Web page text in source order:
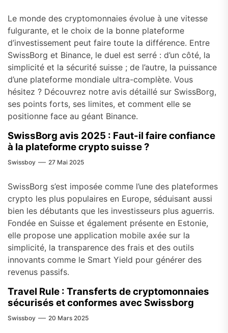
Le monde des cryptomonnaies évolue à une vitesse
fulgurante, et le choix de la bonne plateforme
d’investissement peut faire toute la différence. Entre
SwissBorg et Binance, le duel est serré : d’un côté, la
simplicité et la sécurité suisse ; de l’autre, la puissance
d’une plateforme mondiale ultra-complète. Vous
hésitez ? Découvrez notre avis détaillé sur SwissBorg,
ses points forts, ses limites, et comment elle se
positionne face au géant Binance.
SwissBorg avis 2025 : Faut-il faire confiance
à la plateforme crypto suisse ?
Swissboy 27 Mai 2025
SwissBorg s’est imposée comme l’une des plateformes
crypto les plus populaires en Europe, séduisant aussi
bien les débutants que les investisseurs plus aguerris.
Fondée en Suisse et également présente en Estonie,
elle propose une application mobile axée sur la
simplicité, la transparence des frais et des outils
innovants comme le Smart Yield pour générer des
revenus passifs.
Travel Rule : Transferts de cryptomonnaies
sécurisés et conformes avec Swissborg
Swissboy 20 Mars 2025